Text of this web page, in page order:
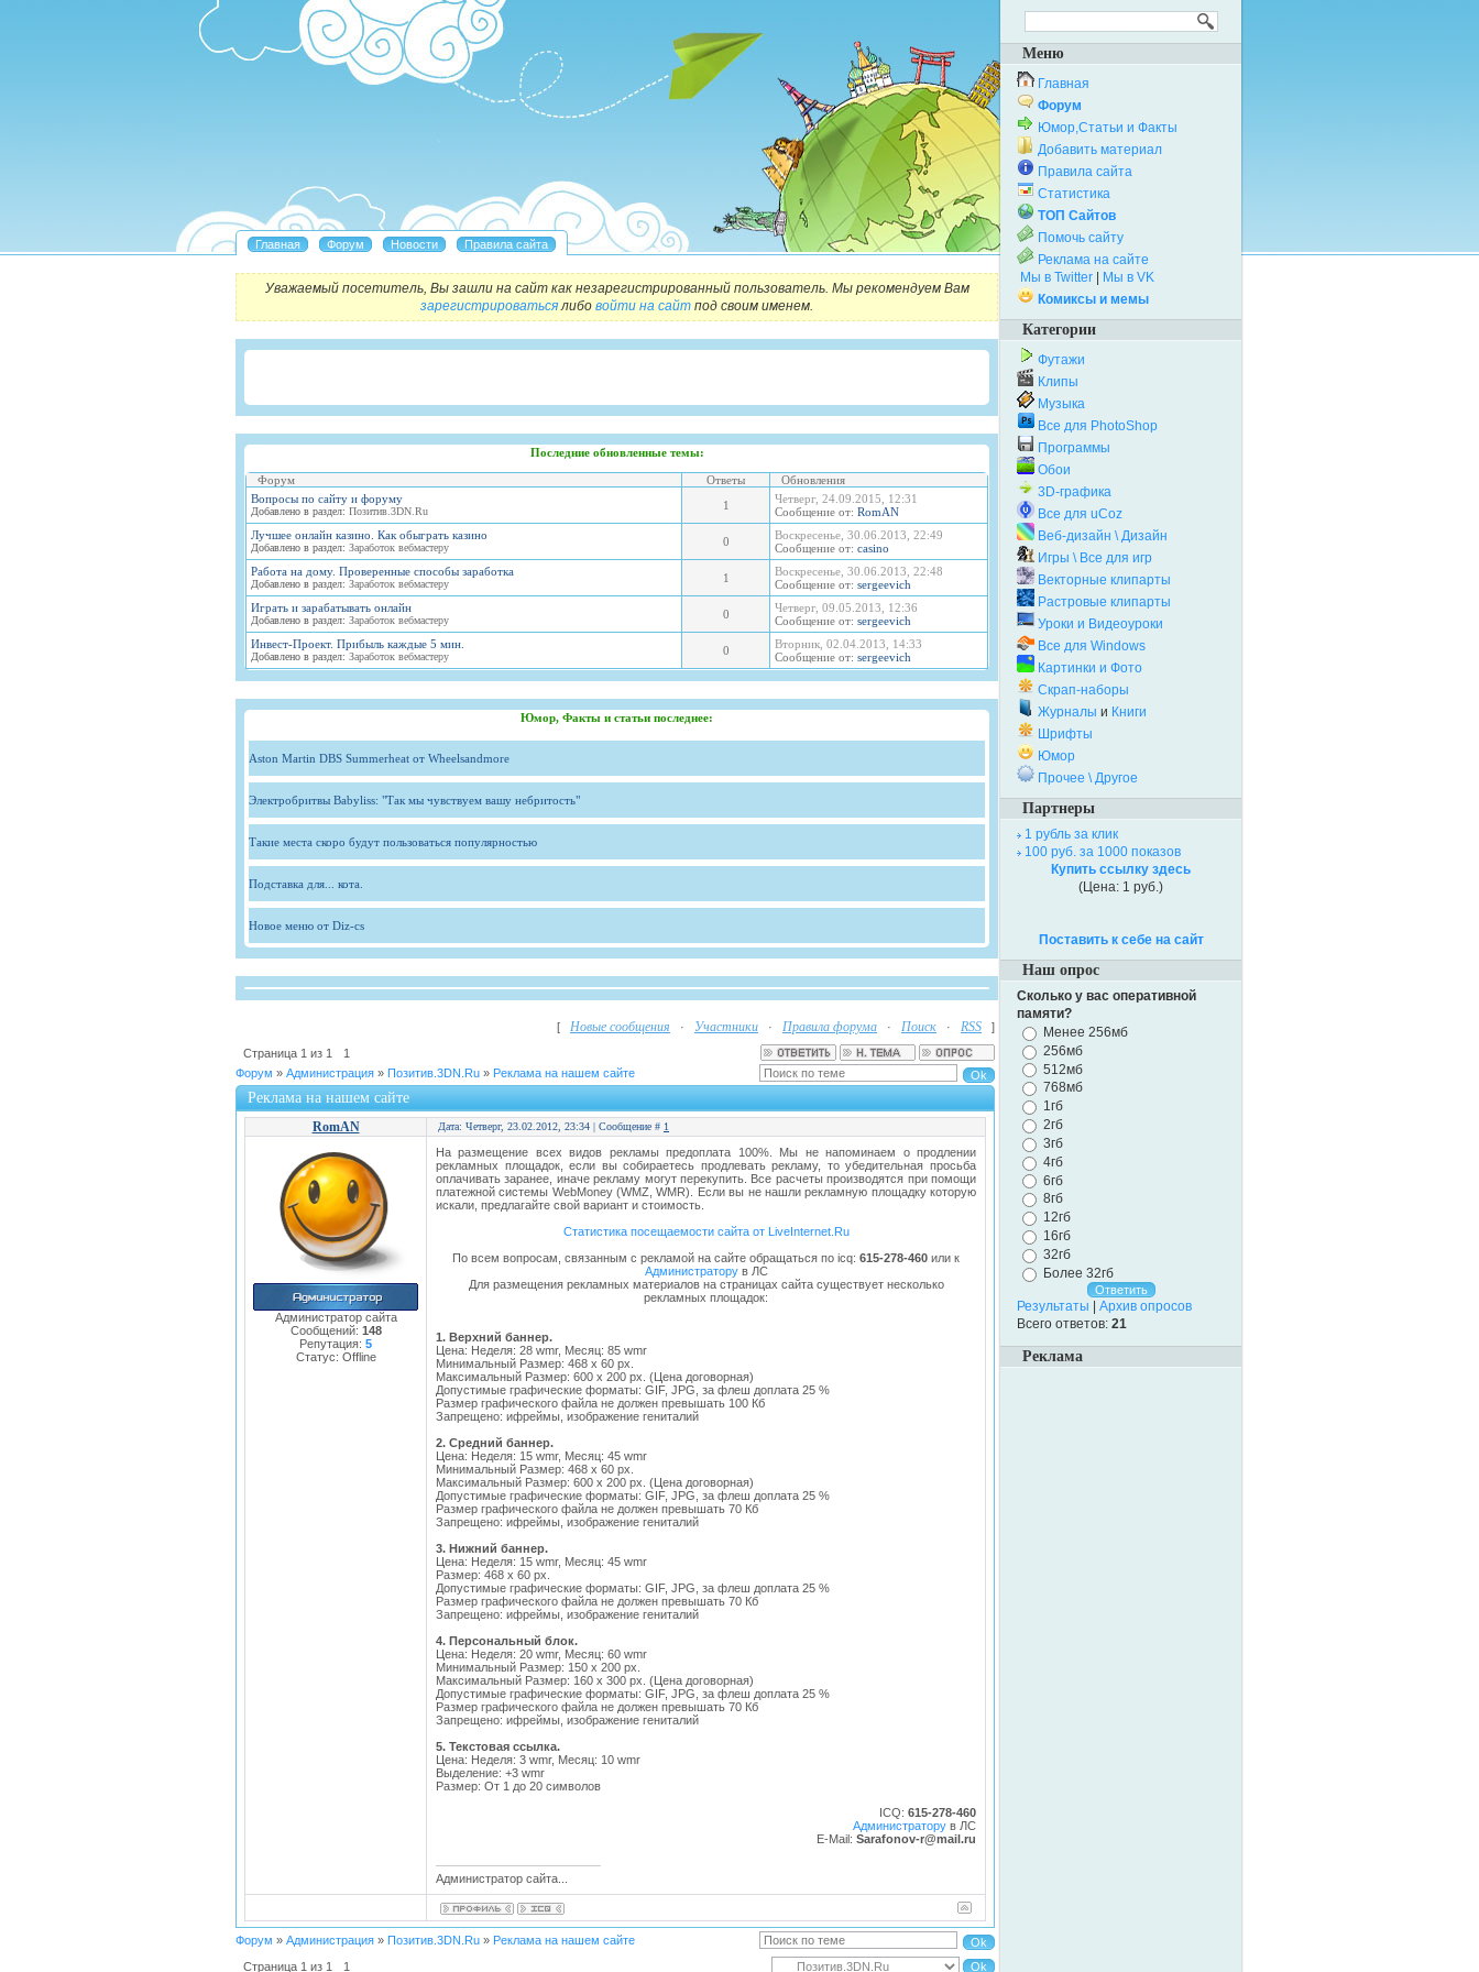
Уважаемый посетитель, Вы зашли на сайт как незарегистрированный пользователь. Мы рекомендуем Вам
зарегистрироватьсялибо войти на сайт под своим именем.
Последние обновленные темы:
Форум Ответы
Обновления
Вопросы по сайту и форуму
Добавлено в раздел: Позитив.3DN.Ru 1
Четверг, 24.09.2015, 12:31
Сообщение от: RomAN
Лучшее онлайн казино. Как обыграть казино
Добавлено в раздел: Заработок вебмастеру 0
Воскресенье, 30.06.2013, 22:49
Сообщение от: casino
Работа на дому. Проверенные способы заработка
Добавлено в раздел: Заработок вебмастеру 1
Воскресенье, 30.06.2013, 22:48
Сообщение от: sergeevich
Играть и зарабатывать онлайн
Добавлено в раздел: Заработок вебмастеру 0
Четверг, 09.05.2013, 12:36
Сообщение от: sergeevich
Инвест-Проект. Прибыль каждые 5 мин.
Добавлено в раздел: Заработок вебмастеру 0
Вторник, 02.04.2013, 14:33
Сообщение от: sergeevich
Юмор, Факты и статьи последнее:
Aston Martin DBS Summerheat от Wheelsandmore
Электробритвы Babyliss: "Так мы чувствуем вашу небритость"
Такие места скоро будут пользоваться популярностью
Подставка для... кота.
Новое меню от Diz-cs
[ Новые сообщения · Участники · Правила форума · Поиск · RSS
]
Страница 1 из 1
1
Форум » Администрация » Позитив.3DN.Ru » Реклама на нашем сайте
Реклама на нашем сайте
RomAN Дата: Четверг, 23.02.2012, 23:34 | Сообщение # 1
Администратор сайта
Сообщений: 148
Репутация: 5
Статус: Offline
На размещение всех видов рекламы предоплата 100%. Мы не напоминаем о продлении
рекламных площадок, если вы собираетесь продлевать рекламу, то убедительная просьба
оплачивать заранее, иначе рекламу могут перекупить. Все расчеты производятся при помощи
платежной системы WebMoney (WMZ, WMR). Если вы не нашли рекламную площадку которую
искали, предлагайте свой вариант и стоимость.
Статистика посещаемости сайта от LiveInternet.Ru
По всем вопросам, связанным с рекламой на сайте обращаться по icq: 615-278-460 или к
Администраторув ЛС
Для размещения рекламных материалов на страницах сайта существует несколько
рекламных площадок:
1. Верхний баннер.
Цена: Неделя: 28 wmr, Месяц: 85 wmr
Минимальный Размер: 468 x 60 px.
Максимальный Размер: 600 x 200 px. (Цена договорная)
Допустимые графические форматы: GIF, JPG, за флеш доплата 25 %
Размер графического файла не должен превышать 100 Кб
Запрещено: ифреймы, изображение гениталий
2. Средний баннер.
Цена: Неделя: 15 wmr, Месяц: 45 wmr
Минимальный Размер: 468 x 60 px.
Максимальный Размер: 600 x 200 px. (Цена договорная)
Допустимые графические форматы: GIF, JPG, за флеш доплата 25 %
Размер графического файла не должен превышать 70 Кб
Запрещено: ифреймы, изображение гениталий
3. Нижний баннер.
Цена: Неделя: 15 wmr, Месяц: 45 wmr
Размер: 468 x 60 px.
Допустимые графические форматы: GIF, JPG, за флеш доплата 25 %
Размер графического файла не должен превышать 70 Кб
Запрещено: ифреймы, изображение гениталий
4. Персональный блок.
Цена: Неделя: 20 wmr, Месяц: 60 wmr
Минимальный Размер: 150 x 200 px.
Максимальный Размер: 160 x 300 px. (Цена договорная)
Допустимые графические форматы: GIF, JPG, за флеш доплата 25 %
Размер графического файла не должен превышать 70 Кб
Запрещено: ифреймы, изображение гениталий
5. Текстовая ссылка.
Цена: Неделя: 3 wmr, Месяц: 10 wmr
Выделение: +3 wmr
Размер: От 1 до 20 символов
ICQ: 615-278-460
Администратору в ЛС
E-Mail: Sarafonov-r@mail.ru
Администратор сайта...
Форум » Администрация » Позитив.3DN.Ru » Реклама на нашем сайте
Страница 1 из 1 1
Меню
Главная
Форум
Юмор,Статьи и Факты
Добавить материал
Правила сайта
Статистика
ТОП Сайтов
Помочь сайту
Реклама на сайте
Мы в Twitter
Мы в VK
Комиксы и мемы
Категории
Футажи
Клипы
Музыка
Все для PhotoShop
Программы
Обои
3D-графика
Все для uCoz
Веб-дизайн \ Дизайн
Игры \ Все для игр
Векторные клипарты
Растровые клипарты
Уроки и Видеоуроки
Все для Windows
Картинки и Фото
Скрап-наборы
Журналы и Книги
Шрифты
Юмор
Прочее \ Другое
Партнеры
1 рубль за клик
100 руб. за 1000 показов
Купить ссылку здесь
(Цена: 1 руб.)
Поставить к себе на сайт
Наш опрос
Сколько у вас оперативной
памяти?
Менее 256мб
256мб
512мб
768мб
1гб
2гб
3гб
4гб
6гб
8гб
12гб
16гб
32гб
Более 32гб
Результаты | Архив опросов
Всего ответов: 21
Реклама